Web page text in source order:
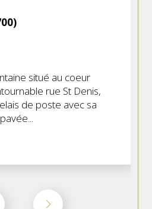
quotidiennement. Leur
se reflète dans
personnalisé.
tranquillité d'esprit,
vous leur expertise locale
avec un réseau de
triés sur le volet,
immobilière
que chaque client soit au
situé au coeur
rue St Denis,
de poste avec sa